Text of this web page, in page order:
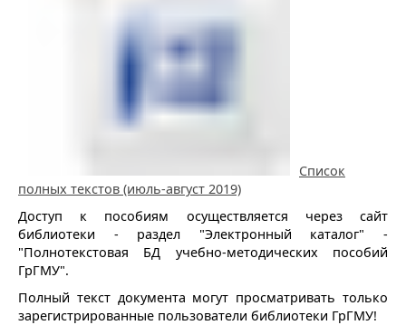
Список
полных текстов (июль-август 2019)
Доступ к пособиям осуществляется через сайт
библиотеки - раздел "Электронный каталог" -
"Полнотекстовая БД учебно-методических пособий
ГрГМУ".
Полный текст документа могут просматривать только
зарегистрированные пользователи библиотеки ГрГМУ!